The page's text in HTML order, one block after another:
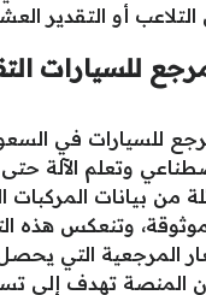
أو التقدير
للسيارات
للسيارات في
وتعلم الآلة
من بيانات المركبات
وتنعكس هذه
المرجعية التي
المنصة تهدف إلى